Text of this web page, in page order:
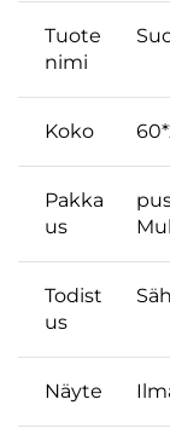
Tuote
nimi
Koko
Pakka
us
Todist
us
Näyte